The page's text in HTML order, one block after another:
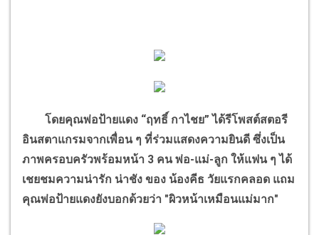
โดยคุณพ่อป้ายแดง “ฤทธิ์ กาไชย”ได้รีโพสต์สตอรี
อินสตาแกรมจากเพื่อน ๆ ที่ร่วมแสดงความยินดี ซึ่งเป็น
ภาพครอบครัวพร้อมหน้า 3 คน พ่อ-แม่-ลูก ให้แฟน ๆ ได้
เชยชมความน่ารัก น่าชัง ของ น้องคีธ วัยแรกคลอด แถม
คุณพ่อป้ายแดงยังบอกด้วยว่า "ผิวหน้าเหมือนแม่มาก"